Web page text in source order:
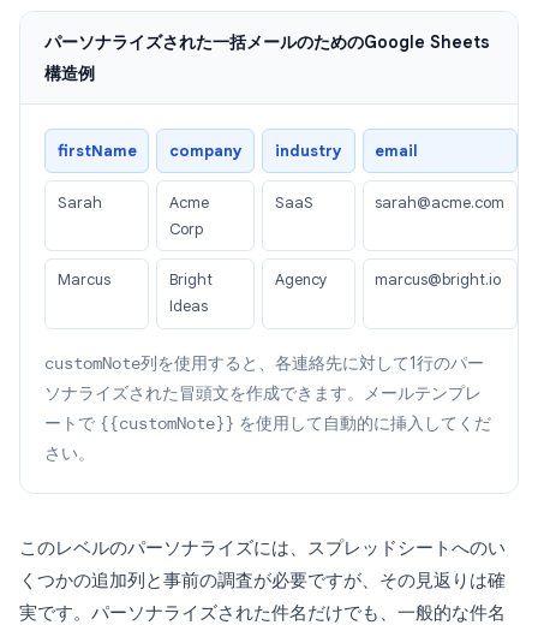
パーソナライズされた一括メールのためのGoogle Sheets
構造例
firstName company industry email
Sarah
Acme
Corp
SaaS sarah@acme.com
Marcus
Bright
Ideas
Agency marcus@bright.io
customNote列を使用すると、各連絡先に対して1行のパー
ソナライズされた冒頭文を作成できます。メールテンプレ
ートで {{customNote}} を使用して自動的に挿入してくだ
さい。
このレベルのパーソナライズには、スプレッドシートへのい
くつかの追加列と事前の調査が必要ですが、その見返りは確
実です。パーソナライズされた件名だけでも、一般的な件名